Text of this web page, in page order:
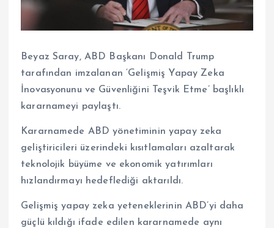
Beyaz Saray, ABD Başkanı Donald Trump
tarafından imzalanan ‘Gelişmiş Yapay Zeka
İnovasyonunu ve Güvenliğini Teşvik Etme’ başlıklı
kararnameyi paylaştı.
Kararnamede ABD yönetiminin yapay zeka
geliştiricileri üzerindeki kısıtlamaları azaltarak
teknolojik büyüme ve ekonomik yatırımları
hızlandırmayı hedeflediği aktarıldı.
Gelişmiş yapay zeka yeteneklerinin ABD’yi daha
güçlü kıldığı ifade edilen kararnamede aynı